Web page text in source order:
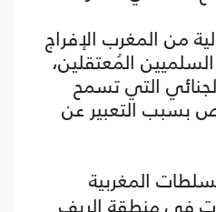
من المغرب الإفراج
المُعتقلين،
التي تسمح
بسبب التعبير عن
المغربية
في منطقة الريف